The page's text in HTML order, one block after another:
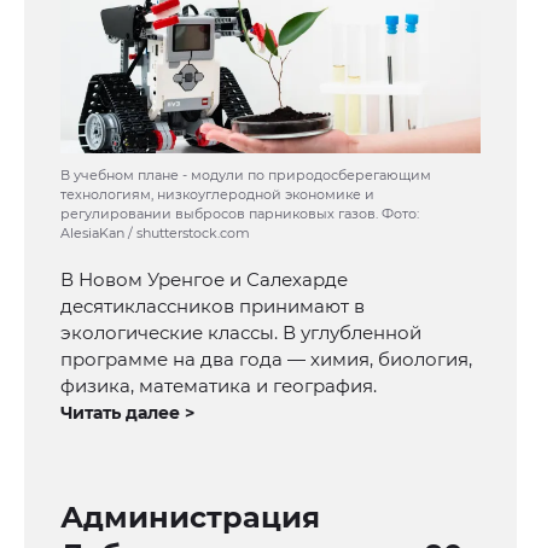
В учебном плане - модули по природосберегающим
технологиям, низкоуглеродной экономике и
регулировании выбросов парниковых газов. Фото:
AlesiaKan / shutterstock.com
В Новом Уренгое и Салехарде
десятиклассников принимают в
экологические классы. В углубленной
программе на два года — химия, биология,
физика, математика и география.
Читать далее >
Администрация